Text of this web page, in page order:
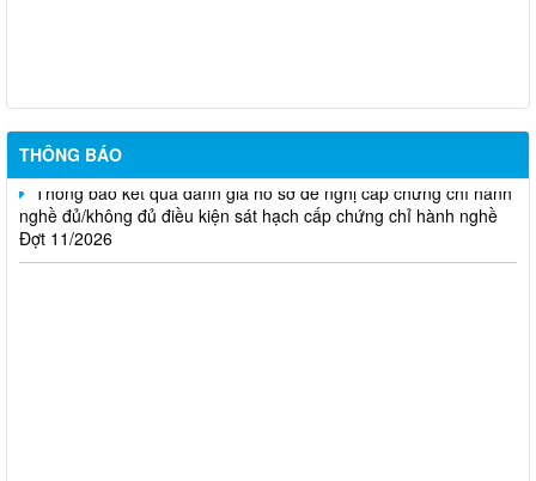
THÔNG BÁO
nghề đủ/không đủ điều kiện sát hạch cấp chứng chỉ hành nghề
Đợt 10/2026
Thông báo kết quả đánh giá hồ sơ đề nghị cấp chứng chỉ hành
nghề đủ/không đủ điều kiện sát hạch cấp chứng chỉ hành nghề
Đợt 11/2026